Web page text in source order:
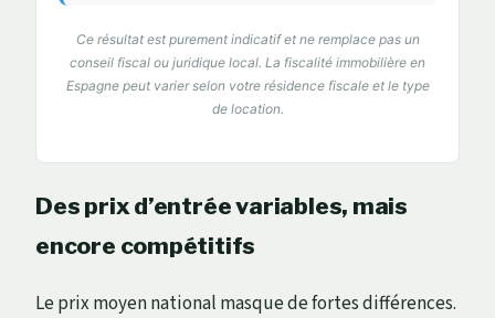
Ce résultat est purement indicatif et ne remplace pas un
conseil fiscal ou juridique local. La fiscalité immobilière en
Espagne peut varier selon votre résidence fiscale et le type
de location.
Des prix d’entrée variables, mais
encore compétitifs
Le prix moyen national masque de fortes différences.